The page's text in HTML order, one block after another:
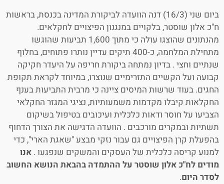
ביום שני (16/3) דנה הוועדה לביקורת המדינה בכנסת, בראשות
ח"כ אלון שוסטר, בלקויים במנגנון הפיצויים לחקלאים.
מהנתונים שהוצגו עולה כי מתוך 1,600 תביעות שהוגשו
מתחילת המלחמה, כ-400 תיקים עדיין נותרו פתוחים, בחלוף
שנתיים וחצי . בדיון נמתחה ביקורת חריפה על היעדר חקיקה
קבועה ועל הקשיים התזרימיים שנוצרו, במיוחד לקראת תקופת
החגים. בעוד שרשות המיסים ציינה כי מרבית התביעות בענף
החקלאות קיבלו מקדמות משמעותיות, נציגי המגזר החקלאי
הצביעו על חוסר ודאות כלכלית ועיכובים בטיפול בשיקום
תשתיות ובמקרים מורכבים . הוועדה הדגישה את הצורך הדחוף
בהפעלת קרן הפיצויים גם עבור נזקי מבצע "שאגת הארי", כדי
למנוע קריסה כלכלית של העסקים והמשקים שנפגעו . אנו
מודים לח"כ אלון שוסטר על ההתמדה בהבאת הנושא החשוב
לסדר היום.